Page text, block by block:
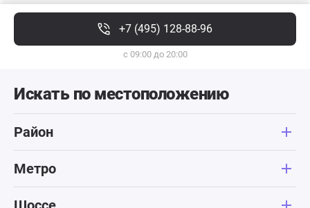
+7 (495) 128-88-96
с 09:00 до 20:00
Искать по местоположению
Район
Метро